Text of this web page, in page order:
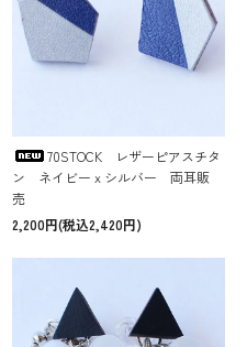
70STOCK レザーピアスチタ
ン ネイビーｘシルバー 両耳販
売
2,200円(税込2,420円)